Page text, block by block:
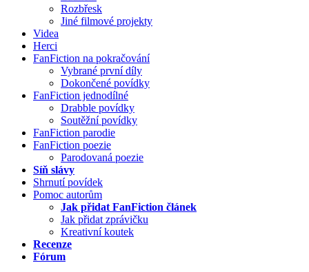
Rozbřesk
Jiné filmové projekty
Videa
Herci
FanFiction na pokračování
Vybrané první díly
Dokončené povídky
FanFiction jednodílné
Drabble povídky
Soutěžní povídky
FanFiction parodie
FanFiction poezie
Parodovaná poezie
Síň slávy
Shrnutí povídek
Pomoc autorům
Jak přidat FanFiction článek
Jak přidat zprávičku
Kreativní koutek
Recenze
Fórum